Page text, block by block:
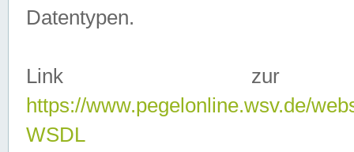
Datentypen.
Link zur
https://www.pegelonline.wsv.de/
WSDL